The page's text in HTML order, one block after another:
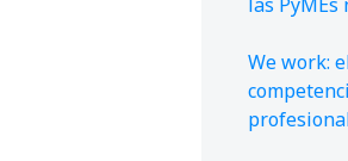
las
We work: